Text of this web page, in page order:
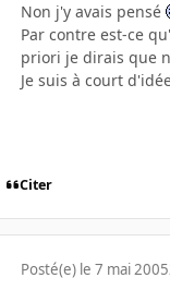
Non j'y avais pensé
Par contre est-ce
priori je dirais que
Je suis à court
Citer
Posté(e) le 7 mai 2005